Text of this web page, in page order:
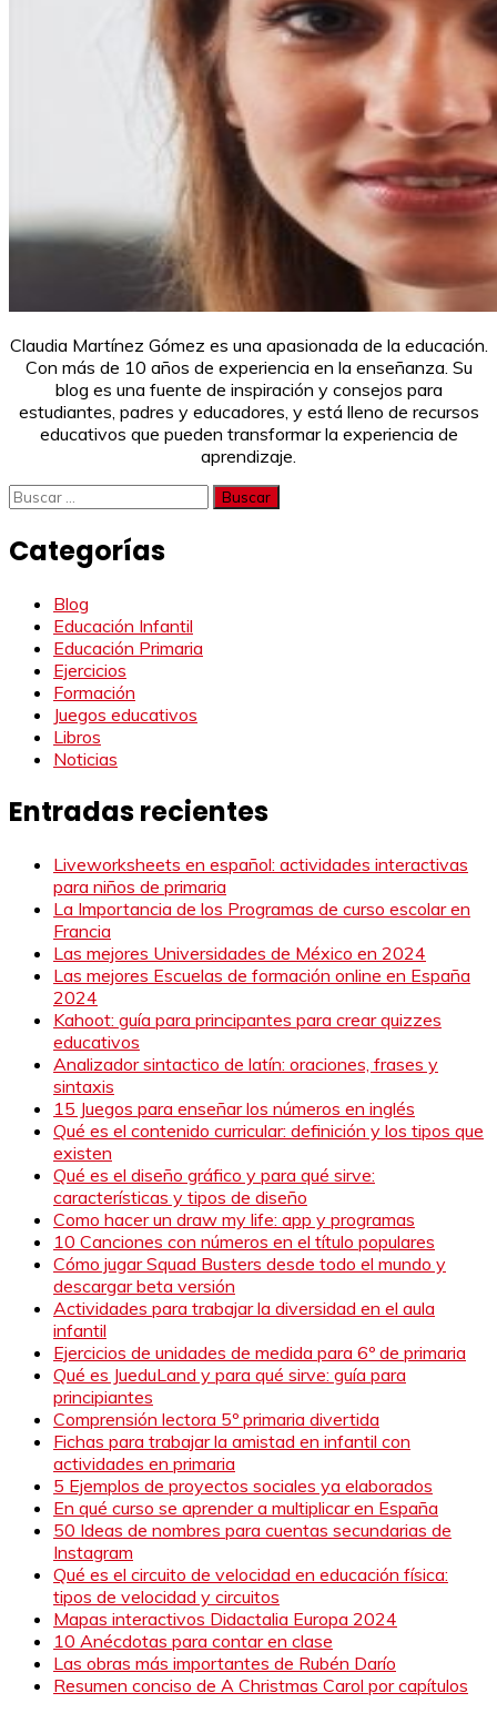
Claudia Martínez Gómez es una apasionada de la educación.
Con más de 10 años de experiencia en la enseñanza. Su
blog es una fuente de inspiración y consejos para
estudiantes, padres y educadores, y está lleno de recursos
educativos que pueden transformar la experiencia de
aprendizaje.
Buscar:
Categorías
Blog
Educación Infantil
Educación Primaria
Ejercicios
Formación
Juegos educativos
Libros
Noticias
Entradas recientes
Liveworksheets en español: actividades interactivas
para niños de primaria
La Importancia de los Programas de curso escolar en
Francia
Las mejores Universidades de México en 2024
Las mejores Escuelas de formación online en España
2024
Kahoot: guía para principantes para crear quizzes
educativos
Analizador sintactico de latín: oraciones, frases y
sintaxis
15 Juegos para enseñar los números en inglés
Qué es el contenido curricular: definición y los tipos que
existen
Qué es el diseño gráfico y para qué sirve:
características y tipos de diseño
Como hacer un draw my life: app y programas
10 Canciones con números en el título populares
Cómo jugar Squad Busters desde todo el mundo y
descargar beta versión
Actividades para trabajar la diversidad en el aula
infantil
Ejercicios de unidades de medida para 6º de primaria
Qué es JueduLand y para qué sirve: guía para
principiantes
Comprensión lectora 5º primaria divertida
Fichas para trabajar la amistad en infantil con
actividades en primaria
5 Ejemplos de proyectos sociales ya elaborados
En qué curso se aprender a multiplicar en España
50 Ideas de nombres para cuentas secundarias de
Instagram
Qué es el circuito de velocidad en educación física:
tipos de velocidad y circuitos
Mapas interactivos Didactalia Europa 2024
10 Anécdotas para contar en clase
Las obras más importantes de Rubén Darío
Resumen conciso de A Christmas Carol por capítulos